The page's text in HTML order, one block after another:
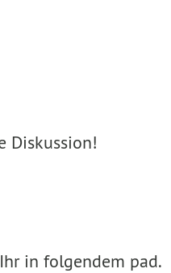
Diskussion!
in folgendem pad.